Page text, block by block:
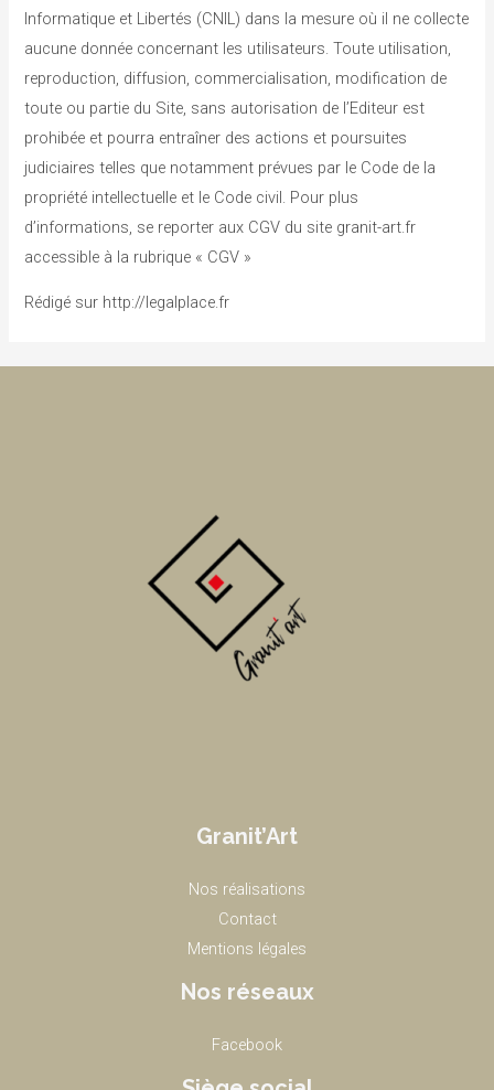
Informatique et Libertés (CNIL) dans la mesure où il ne collecte
aucune donnée concernant les utilisateurs. Toute utilisation,
reproduction, diffusion, commercialisation, modification de
toute ou partie du Site, sans autorisation de l’Editeur est
prohibée et pourra entraîner des actions et poursuites
judiciaires telles que notamment prévues par le Code de la
propriété intellectuelle et le Code civil. Pour plus
d’informations, se reporter aux CGV du site granit-art.fr
accessible à la rubrique « CGV »
Rédigé sur http://legalplace.fr
Granit’Art
Nos réalisations
Contact
Mentions légales
Nos réseaux
Facebook